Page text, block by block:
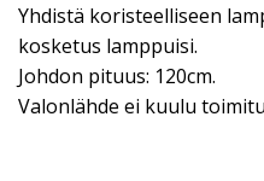
Yhdistä koristeelliseen
kosketus lamppuisi.
Johdon pituus: 120cm.
Valonlähde ei kuulu